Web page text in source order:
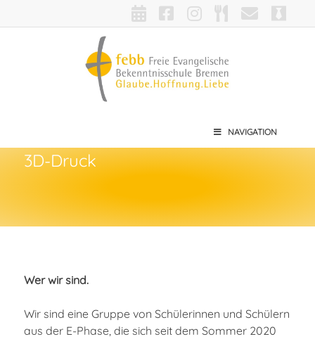
NAVIGATION
3D-Druck
Wer wir sind.
Wir sind eine Gruppe von Schülerinnen und Schülern
aus der E-Phase, die sich seit dem Sommer 2020